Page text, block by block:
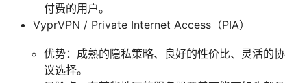
付费的用户。
VyprVPN / Private Internet Access（PIA）
优势：成熟的隐私策略、良好的性价比、灵活的协
议选择。